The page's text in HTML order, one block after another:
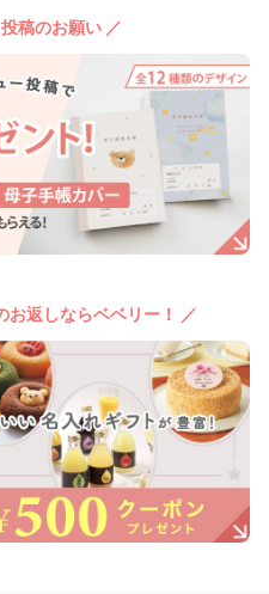
稿のお願い ／
お返しならベベリー！ ／